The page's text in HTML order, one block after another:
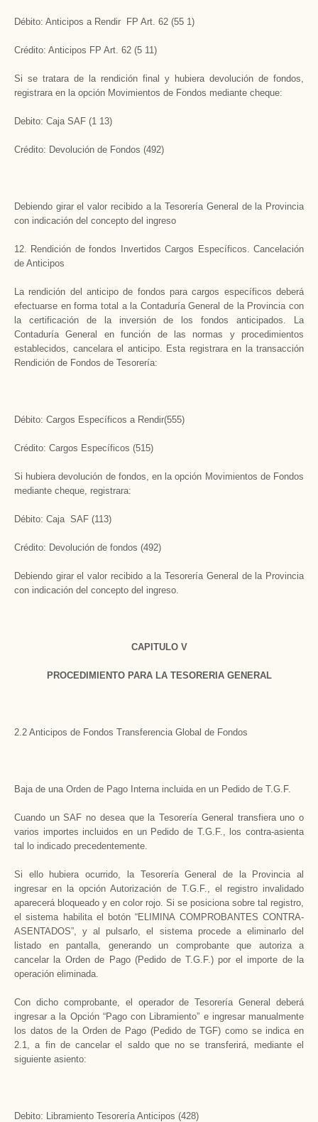
Débito: Anticipos a Rendir FP Art. 62 (55 1)
Crédito: Anticipos FP Art. 62 (5 11)
Si se tratara de la rendición final y hubiera devolución de fondos,
registrara en la opción Movimientos de Fondos mediante cheque:
Debito: Caja SAF (1 13)
Crédito: Devolución de Fondos (492)
Debiendo girar el valor recibido a la Tesorería General de la Provincia
con indicación del concepto del ingreso
12. Rendición de fondos Invertidos Cargos Específicos. Cancelación
de Anticipos
La rendición del anticipo de fondos para cargos específicos deberá
efectuarse en forma total a la Contaduría General de la Provincia con
la certificación de la inversión de los fondos anticipados. La
Contaduría General en función de las normas y procedimientos
establecidos, cancelara el anticipo. Esta registrara en la transacción
Rendición de Fondos de Tesorería:
Débito: Cargos Específicos a Rendir(555)
Crédito: Cargos Específicos (515)
Si hubiera devolución de fondos, en la opción Movimientos de Fondos
mediante cheque, registrara:
Débito: Caja SAF (113)
Crédito: Devolución de fondos (492)
Debiendo girar el valor recibido a la Tesorería General de la Provincia
con indicación del concepto del ingreso.
CAPITULO V
PROCEDIMIENTO PARA LA TESORERIA GENERAL
2.2 Anticipos de Fondos Transferencia Global de Fondos
Baja de una Orden de Pago Interna incluida en un Pedido de T.G.F.
Cuando un SAF no desea que la Tesorería General transfiera uno o
varios importes incluidos en un Pedido de T.G.F., los contra-asienta
tal lo indicado precedentemente.
Si ello hubiera ocurrido, la Tesorería General de la Provincia al
ingresar en la opción Autorización de T.G.F., el registro invalidado
aparecerá bloqueado y en color rojo. Si se posiciona sobre tal registro,
el sistema habilita el botón “ELIMINA COMPROBANTES CONTRA-
ASENTADOS”, y al pulsarlo, el sistema procede a eliminarlo del
listado en pantalla, generando un comprobante que autoriza a
cancelar la Orden de Pago (Pedido de T.G.F.) por el importe de la
operación eliminada.
Con dicho comprobante, el operador de Tesorería General deberá
ingresar a la Opción “Pago con Libramiento” e ingresar manualmente
los datos de la Orden de Pago (Pedido de TGF) como se indica en
2.1, a fin de cancelar el saldo que no se transferirá, mediante el
siguiente asiento:
Debito: Libramiento Tesorería Anticipos (428)